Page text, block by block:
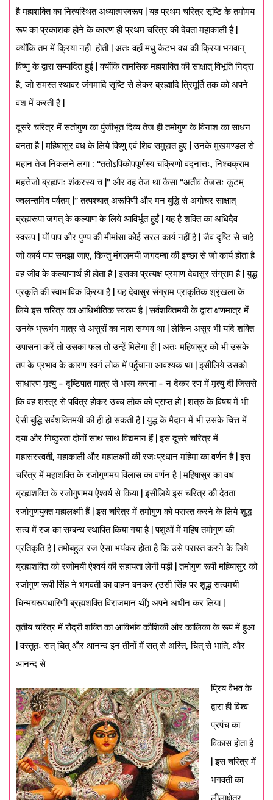
है महाशक्ति का नित्यस्थित अध्यात्मस्वरूप | यह प्रथम चरित्र सृष्टि के तमोमय
रूप का प्रकाशक होने के कारण ही प्रथम चरित्र की देवता महाकाली हैं |
क्योंकि तम में क्रिया नही होती | अतः वहाँ मधु कैटभ वध की क्रिया भगवान्
विष्णु के द्वारा सम्पादित हुई | क्योंकि तामसिक महाशक्ति की साक्षात् विभूति निद्रा
है, जो समस्त स्थावर जंगमादि सृष्टि से लेकर ब्रह्मादि त्रिमूर्ति तक को अपने
वश में करती है |
दूसरे चरित्र में सतोगुण का पुंजीभूत दिव्य तेज ही तमोगुण के विनाश का साधन
बनता है | महिषासुर वध के लिये विष्णु एवं शिव समुद्यत हुए | उनके मुखमण्डल से
महान तेज निकलने लगा : “ततोऽपिकोपपूर्णस्य चक्रिणो वद्नात्तः, निश्चक्राम
महत्तेजो ब्रह्मणः शंकरस्य च |” और वह तेज था कैसा “अतीव तेजसः कूटम्
ज्वलन्तमिव पर्वतम् |” तत्पश्चात् अरूपिणी और मन बुद्धि से अगोचर साक्षात्
ब्रह्मरूपा जगत् के कल्याण के लिये आविर्भूत हुईं | यह है शक्ति का अधिदैव
स्वरूप | यों पाप और पुण्य की मीमांसा कोई सरल कार्य नहीं है | जैव दृष्टि से चाहे
जो कार्य पाप समझा जाए, किन्तु मंगलमयी जगदम्बा की इच्छा से जो कार्य होता है
वह जीव के कल्याणार्थ ही होता है | इसका प्रत्यक्ष प्रमाण देवासुर संग्राम है | युद्ध
प्रकृति की स्वाभाविक क्रिया है | यह देवासुर संग्राम प्राकृतिक श्रृंखला के
लिये इस चरित्र का आधिभौतिक स्वरूप है | सर्वशक्तिमयी के द्वारा क्षणमात्र में
उनके भ्रूभंग मात्र से असुरों का नाश सम्भव था | लेकिन असुर भी यदि शक्ति
उपासना करें तो उसका फल तो उन्हें मिलेगा ही | अतः महिषासुर को भी उसके
तप के प्रभाव के कारण स्वर्ग लोक में पहुँचाना आवश्यक था | इसीलिये उसको
साधारण मृत्यु – दृष्टिपात मात्र से भस्म करना – न देकर रण में मृत्यु दी जिससे
कि वह शस्त्र से पवित्र होकर उच्च लोक को प्राप्त हो | शत्रु के विषय में भी
ऐसी बुद्धि सर्वशक्तिमयी की ही हो सकती है | युद्ध के मैदान में भी उसके चित्त में
दया और निष्ठुरता दोनों साथ साथ विद्यमान हैं | इस दूसरे चरित्र में
महासरस्वती, महाकाली और महालक्ष्मी की रजःप्रधान महिमा का वर्णन है | इस
चरित्र में महाशक्ति के रजोगुणमय विलास का वर्णन है | महिषासुर का वध
ब्रह्मशक्ति के रजोगुणमय ऐश्वर्य से किया | इसीलिये इस चरित्र की देवता
रजोगुणयुक्त महालक्ष्मी हैं | इस चरित्र में तमोगुण को परास्त करने के लिये शुद्ध
सत्व में रज का सम्बन्ध स्थापित किया गया है | पशुओं में महिष तमोगुण की
प्रतिकृति है | तमोबहुल रज ऐसा भयंकर होता है कि उसे परास्त करने के लिये
ब्रह्मशक्ति को रजोमयी ऐश्वर्य की सहायता लेनी पड़ी | तमोगुण रूपी महिषासुर को
रजोगुण रूपी सिंह ने भगवती का वाहन बनकर (उसी सिंह पर शुद्ध सत्वमयी
चिन्मयरूपधारिणी ब्रह्मशक्ति विराजमान थीं) अपने अधीन कर लिया |
तृतीय चरित्र में रौद्री शक्ति का आविर्भाव कौशिकी और कालिका के रूप में हुआ
| वस्तुतः सत् चित् और आनन्द इन तीनों में सत् से अस्ति, चित् से भाति, और
आनन्द से
प्रिय वैभव के
द्वारा ही विश्व
प्रपंच का
विकास होता है
| इस चरित्र में
भगवती का